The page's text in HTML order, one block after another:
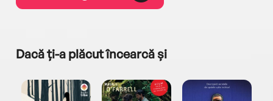
Dacă ți-a plăcut încearcă și